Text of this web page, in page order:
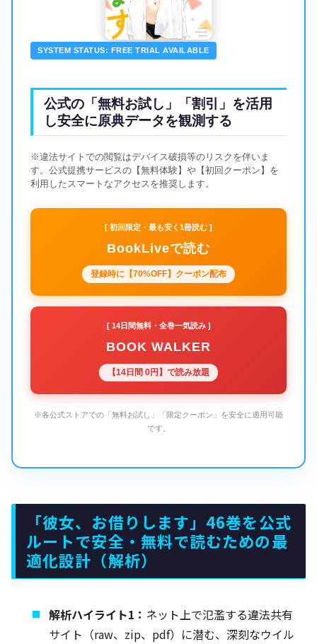
SYSTEM STATUS: FREE TRIAL AVAILABLE
公式の「無料お試し」「割引」を活用
し安全に原典データを観測する
※違法サイトでの閲覧はデバイス破損等のリスクを伴いま
す。公式提携サービスの【無料体験】や【初回クーポン】を
利用したスマートなアクセスを推奨します。
[ 初回限定・最も安く1冊読む ]
BookLiveで読む
登録時に【70%OFF】クーポン配布
[ 14日間無料・全巻一気読み ]
BOOK WALKER
【14日間 0円】で読み放題
※各公式ストアでの「無料お試し」「限定クーポン」を安全に適用可能
です。
「彼女、お借りします」46巻を公式
ルートで安全・無料で読むための最
適化設計（解析）
解析ハイライト1： ネット上で氾濫する違法共有
サイト（raw、zip、pdf）に潜む、深刻なウイル